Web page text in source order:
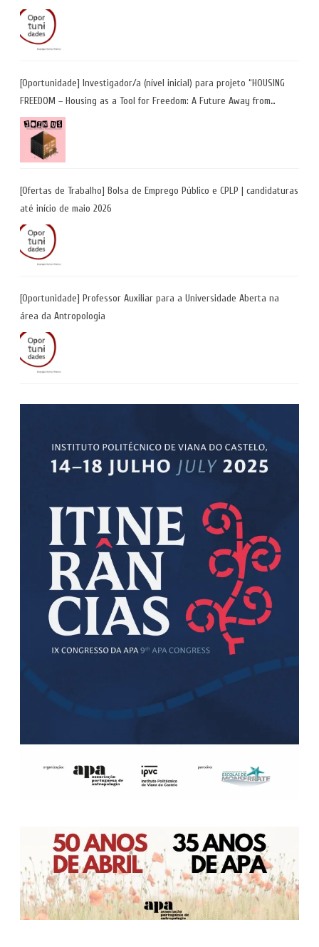
Coimbra | Candidaturas até 29 de maio 2026
[Oportunidade] Investigador/a (nível inicial) para projeto “HOUSING
FREEDOM – Housing as a Tool for Freedom: A Future Away from
Incarceration” | até 8 de maio
[Ofertas de Trabalho] Bolsa de Emprego Público e CPLP | candidaturas
até início de maio 2026
[Oportunidade] Professor Auxiliar para a Universidade Aberta na
área da Antropologia